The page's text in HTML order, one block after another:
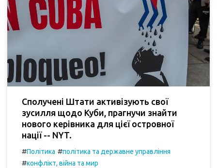
Сполучені Штати активізують свої
зусилля щодо Куби, прагнучи знайти
нового керівника для цієї островної
нації -- NYT.
#Політика #політика та державне управління
#конфлікт, війна та мир